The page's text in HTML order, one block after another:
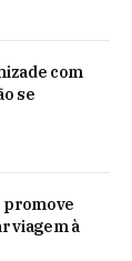
com
se
promove
viagem à